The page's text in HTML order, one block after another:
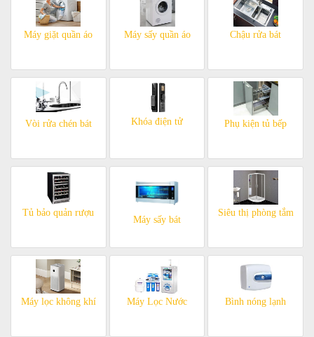
Máy giặt quần áo Máy sấy quần áo Chậu rửa bát
Vòi rửa chén bát Khóa điện tử Phụ kiện tủ bếp
Tủ bảo quản rượu
Máy sấy bát
Siêu thị phòng tắm
Máy lọc không khí Máy Lọc Nước Bình nóng lạnh